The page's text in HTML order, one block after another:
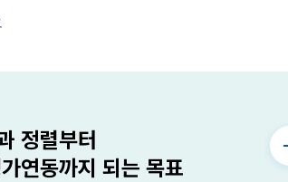
정렬부터
연동까지 되는 목표